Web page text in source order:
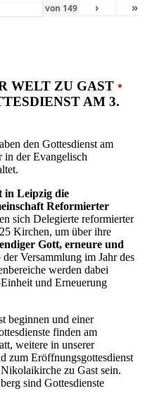
von 149 › »
WELT ZU GAST •
AM 3.
den Gottesdienst am
in der Evangelisch
in Leipzig die
Reformierter
sich Delegierte reformierter
Kirchen, um über ihre
Gott, erneure und
Versammlung im Jahr des
werden dabei
und Erneuerung
beginnen und einer
finden am
weitere in unserer
zum Eröffnungsgottesdienst
zu Gast sein.
sind Gottesdienste